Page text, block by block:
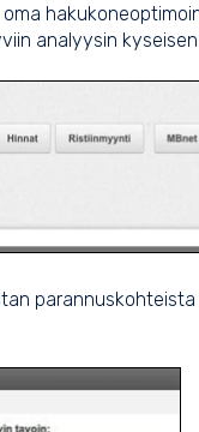
analyysin